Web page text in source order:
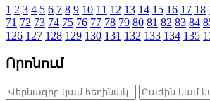
1 2 3 4 5 6 7 8 9 10 11 12 13 14 15 16 17 18
71 72 73 74 75 76 77 78 79 80 81 82 83 84
126 127 128 129 130 131 132 133 134 135
Որոնում